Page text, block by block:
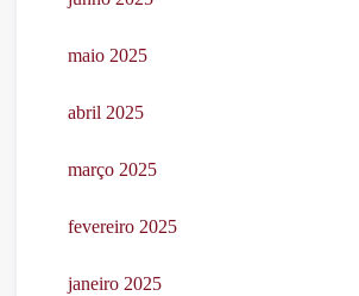
maio 2025
abril 2025
março 2025
fevereiro 2025
janeiro 2025